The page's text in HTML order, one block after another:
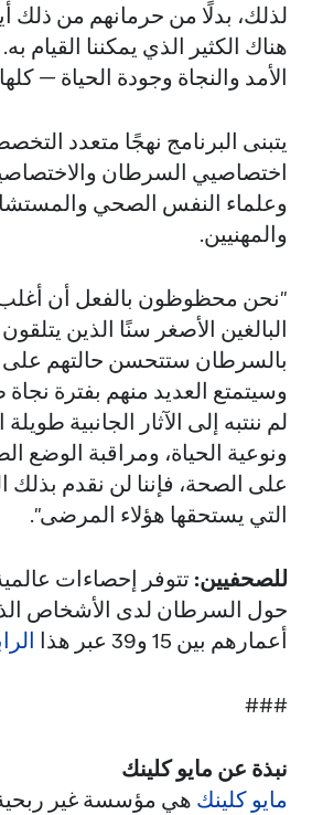
لذلك، بدلًا من حرمانهم من ذلك
هناك الكثير الذي يمكننا القيام
الأمد والنجاة وجودة الحياة —
يتبنى البرنامج نهجًا متعدد
اختصاصيي السرطان
وعلماء النفس الصحي
والمهنيين.
"نحن محظوظون بالفعل أن
البالغين الأصغر سنًا الذين
بالسرطان ستتحسن حالتهم على
وسيتمتع العديد منهم بفترة نجاة
لم ننتبه إلى الآثار الجانبية طويلة
ونوعية الحياة، ومراقبة الوضع
على الصحة، فإننا لن نقدم بذلك
التي يستحقها هؤلاء المرضى".
للصحفيين: تتوفر إحصاءات
حول السرطان لدى الأشخاص
أعمارهم بين 15 و39 عبر هذا
###
نبذة عن مايو كلينك
مايو كلينك هي مؤسسة غير ربحية